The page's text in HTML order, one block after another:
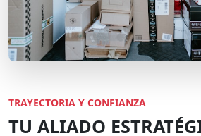
TRAYECTORIA Y CONFIANZA
TU ALIADO